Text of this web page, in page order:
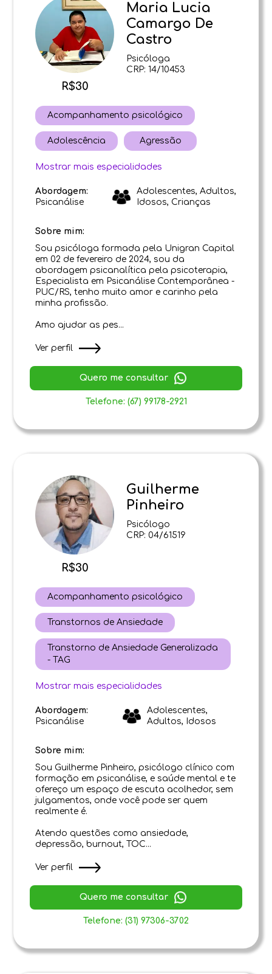
R$30
Maria Lucia
Camargo De
Castro
Psicóloga
CRP: 14/10453
Acompanhamento psicológico
Adolescência Agressão
Mostrar mais especialidades
Abordagem:
Psicanálise
Adolescentes, Adultos,
Idosos, Crianças
Sobre mim:
Sou psicóloga formada pela Unigran Capital
em 02 de fevereiro de 2024, sou da
abordagem psicanalítica pela psicoterapia,
Especialista em Psicanálise Contemporânea -
PUC/RS, tenho muito amor e carinho pela
minha profissão.
Amo ajudar as pes...
Ver perfil
Quero me consultar
Telefone: (67) 99178-2921
R$30
Guilherme
Pinheiro
Psicólogo
CRP: 04/61519
Acompanhamento psicológico
Transtornos de Ansiedade
Transtorno de Ansiedade Generalizada
- TAG
Mostrar mais especialidades
Abordagem:
Psicanálise
Adolescentes,
Adultos, Idosos
Sobre mim:
Sou Guilherme Pinheiro, psicólogo clínico com
formação em psicanálise, e saúde mental e te
ofereço um espaço de escuta acolhedor, sem
julgamentos, onde você pode ser quem
realmente é.
Atendo questões como ansiedade,
depressão, burnout, TOC...
Ver perfil
Quero me consultar
Telefone: (31) 97306-3702